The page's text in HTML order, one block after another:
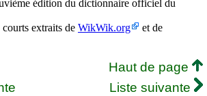
édition du dictionnaire officiel du
extraits de WikWik.org
et de
Haut de page
Liste suivante